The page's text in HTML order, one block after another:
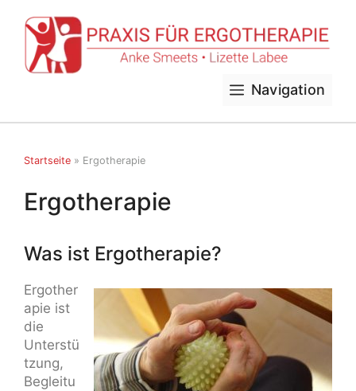
Inhalt
springen
Navigation
Startseite » Ergotherapie
Ergotherapie
Was ist Ergotherapie?
Ergother
apie ist
die
Unterstü
tzung,
Begleitu